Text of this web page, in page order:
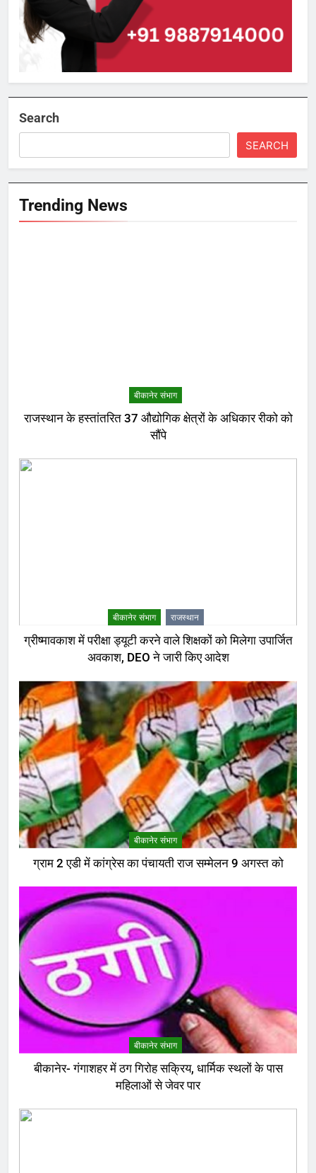
Search
SEARCH
Trending News
बीकानेर संभाग
राजस्थान के हस्तांतरित 37 औद्योगिक क्षेत्रों के अधिकार रीको को
सौंपे
बीकानेर संभाग राजस्थान
ग्रीष्मावकाश में परीक्षा ड्यूटी करने वाले शिक्षकों को मिलेगा उपार्जित
अवकाश, DEO ने जारी किए आदेश
बीकानेर संभाग
ग्राम 2 एडी में कांग्रेस का पंचायती राज सम्मेलन 9 अगस्त को
बीकानेर संभाग
बीकानेर- गंगाशहर में ठग गिरोह सक्रिय, धार्मिक स्थलों के पास
महिलाओं से जेवर पार